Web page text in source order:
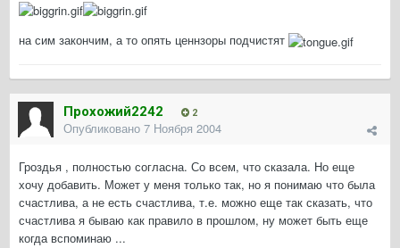
на сим закончим, а то опять ценнзоры подчистят
Прохожий2242 2
Опубликовано 7 Ноября 2004
Гроздья , полностью согласна. Со всем, что сказала. Но еще
хочу добавить. Может у меня только так, но я понимаю что была
счастлива, а не есть счастлива, т.е. можно еще так сказать, что
счастлива я бываю как правило в прошлом, ну может быть еще
когда вспоминаю ...